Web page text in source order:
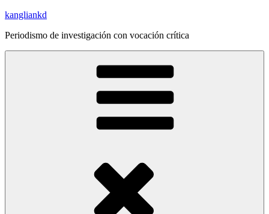
Saltar
contenido
kangliankd
Periodismo de investigación con vocación crítica